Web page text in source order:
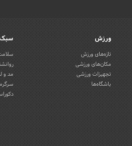
ورزش
تازه‌های ورزش
مکان‌های ورزشی
تجهیزات ورزشی
باشگاه‌ها
مد و